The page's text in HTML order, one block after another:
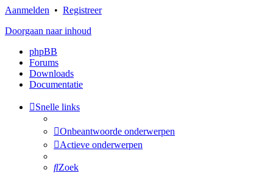
Aanmelden • Registreer
Doorgaan naar inhoud
phpBB
Forums
Downloads
Documentatie
Snelle links
Onbeantwoorde onderwerpen
Actieve onderwerpen
Zoek